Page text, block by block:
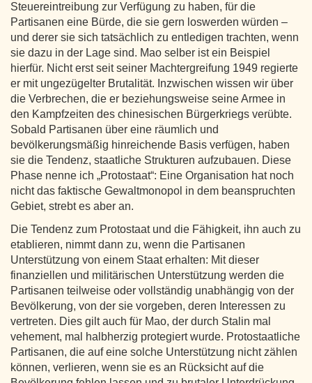
Steuereintreibung zur Verfügung zu haben, für die
Partisanen eine Bürde, die sie gern loswerden würden –
und derer sie sich tatsächlich zu entledigen trachten, wenn
sie dazu in der Lage sind. Mao selber ist ein Beispiel
hierfür. Nicht erst seit seiner Machtergreifung 1949 regierte
er mit ungezügelter Brutalität. Inzwischen wissen wir über
die Verbrechen, die er beziehungsweise seine Armee in
den Kampfzeiten des chinesischen Bürgerkriegs verübte.
Sobald Partisanen über eine räumlich und
bevölkerungsmäßig hinreichende Basis verfügen, haben
sie die Tendenz, staatliche Strukturen aufzubauen. Diese
Phase nenne ich „Protostaat“: Eine Organisation hat noch
nicht das faktische Gewaltmonopol in dem beanspruchten
Gebiet, strebt es aber an.
Die Tendenz zum Protostaat und die Fähigkeit, ihn auch zu
etablieren, nimmt dann zu, wenn die Partisanen
Unterstützung von einem Staat erhalten: Mit dieser
finanziellen und militärischen Unterstützung werden die
Partisanen teilweise oder vollständig unabhängig von der
Bevölkerung, von der sie vorgeben, deren Interessen zu
vertreten. Dies gilt auch für Mao, der durch Stalin mal
vehement, mal halbherzig protegiert wurde. Protostaatliche
Partisanen, die auf eine solche Unterstützung nicht zählen
können, verlieren, wenn sie es an Rücksicht auf die